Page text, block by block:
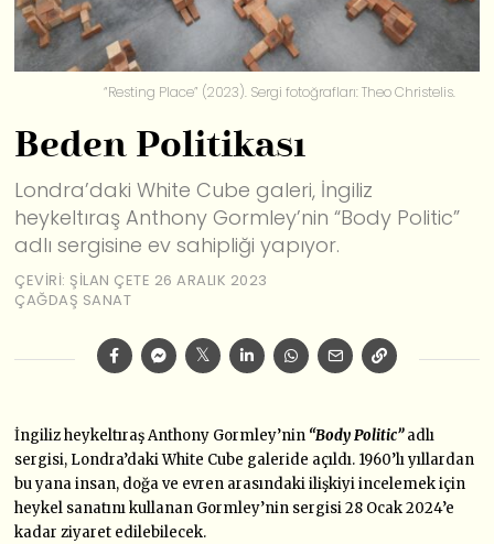
“Resting Place” (2023). Sergi fotoğrafları: Theo Christelis.
Beden Politikası
Londra’daki White Cube galeri, İngiliz
heykeltıraş Anthony Gormley’nin “Body Politic”
adlı sergisine ev sahipliği yapıyor.
ÇEVIRI: ŞILAN ÇETE 26 ARALIK 2023
ÇAĞDAŞ SANAT
İngiliz heykeltıraş Anthony Gormley’nin “Body Politic” adlı
sergisi, Londra’daki White Cube galeride açıldı. 1960’lı yıllardan
bu yana insan, doğa ve evren arasındaki ilişkiyi incelemek için
heykel sanatını kullanan Gormley’nin sergisi 28 Ocak 2024’e
kadar ziyaret edilebilecek.